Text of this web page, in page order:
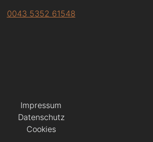
0043 5352 61548
Impressum
Datenschutz
Cookies